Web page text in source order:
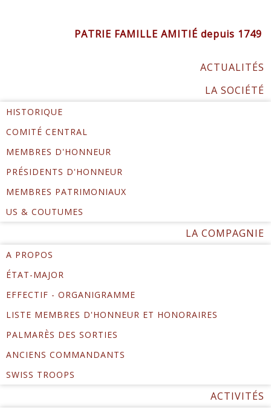
PATRIE FAMILLE AMITIÉ depuis 1749
ACTUALITÉS
LA SOCIÉTÉ
HISTORIQUE
COMITÉ CENTRAL
MEMBRES D'HONNEUR
PRÉSIDENTS D'HONNEUR
MEMBRES PATRIMONIAUX
US & COUTUMES
LA COMPAGNIE
A PROPOS
ÉTAT-MAJOR
EFFECTIF - ORGANIGRAMME
LISTE MEMBRES D'HONNEUR ET HONORAIRES
PALMARÈS DES SORTIES
ANCIENS COMMANDANTS
SWISS TROOPS
ACTIVITÉS